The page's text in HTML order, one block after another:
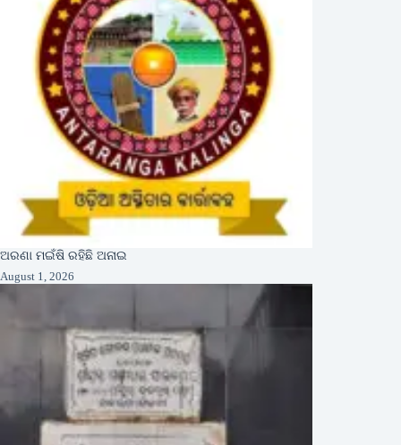
ଅରଣା ମଇଁଷି ରହିଛି ଅନାଇ
August 1, 2026